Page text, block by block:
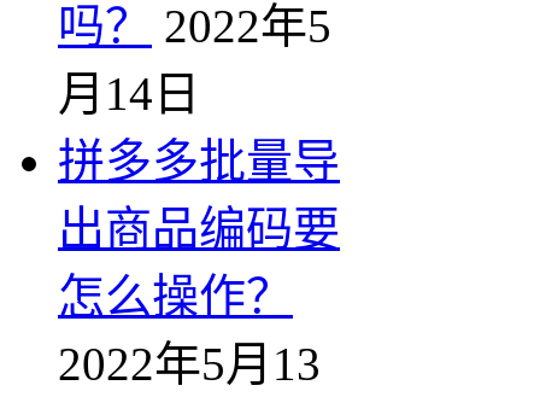
吗？
2022年5
月14日
拼多多批量导
出商品编码要
怎么操作？
2022年5月13